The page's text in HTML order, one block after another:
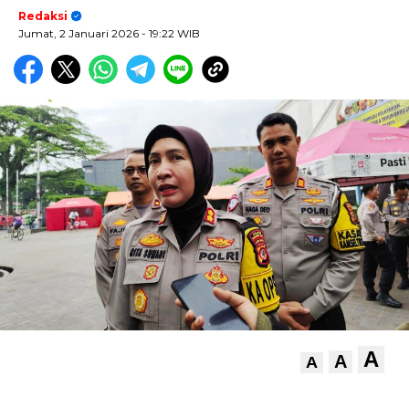
Redaksi
Jumat, 2 Januari 2026 - 19:22 WIB
A A A